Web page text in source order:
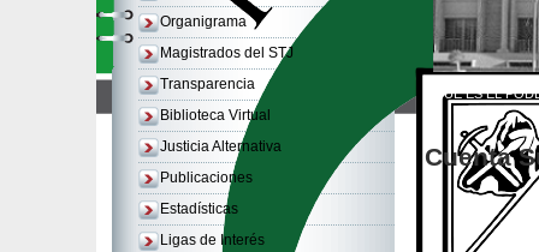
Organigrama
Magistrados del STJ
Transparencia
Biblioteca Virtual
Justicia Alternativa
Publicaciones
Estadísticas
Ligas de Interés
QUE ES EL
Cuenta